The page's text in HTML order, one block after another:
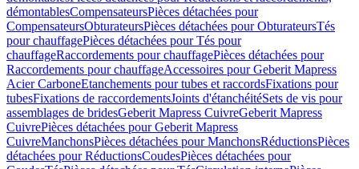
démontablesCompensateursPièces détachées pour
CompensateursObturateursPièces détachées pour ObturateursTés
pour chauffagePièces détachées pour Tés pour
chauffageRaccordements pour chauffagePièces détachées pour
Raccordements pour chauffageAccessoires pour Geberit Mapress
Acier CarboneEtanchements pour tubes et raccordsFixations pour
tubesFixations de raccordementsJoints d'étanchéitéSets de vis pour
assemblages de bridesGeberit Mapress CuivreGeberit Mapress
CuivrePièces détachées pour Geberit Mapress
CuivreManchonsPièces détachées pour ManchonsRéductionsPièces
détachées pour RéductionsCoudesPièces détachées pour